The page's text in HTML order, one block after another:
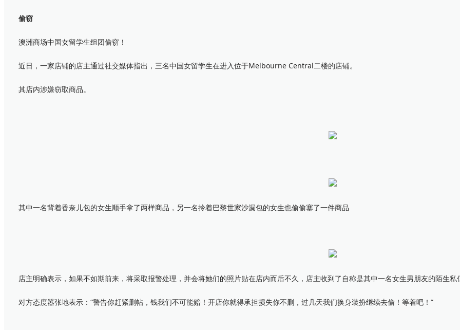
偷窃
澳洲商场中国女留学生组团偷窃！
近日，一家店铺的店主通过社交媒体指出，三名中国女留学生在进入位于Melbourne Central二楼的店铺。
其店内涉嫌窃取商品。
其中一名背着香奈儿包的女生顺手拿了两样商品，另一名拎着巴黎世家沙漏包的女生也偷偷塞了一件商品
店主明确表示，如果不如期前来，将采取报警处理，并会将她们的照片贴在店内而后不久，店主收到了自称是其中一名女生男朋友的陌生私
对方态度嚣张地表示：“警告你赶紧删帖，钱我们不可能赔！开店你就得承担损失你不删，过几天我们换身装扮继续去偷！等着吧！”